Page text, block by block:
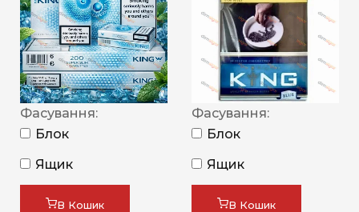
Фасування:
Блок
Ящик
В Кошик
Фасування:
Блок
Ящик
В Кошик